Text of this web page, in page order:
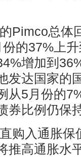
Pimco总体
的37%上
增加到
发达国家的
从5月份的
券比例仍保
购入通胀保
推高通胀水